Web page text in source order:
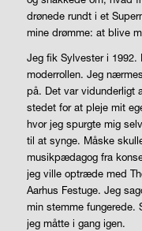
drønede rundt i et
mine drømme: at blive
Jeg fik Sylvester i 1992.
moderrollen. Jeg
på. Det var vidunderligt
stedet for at pleje mit
hvor jeg spurgte mig
til at synge. Måske
musikpædagog fra
jeg ville optræde med
Aarhus Festuge. Jeg
min stemme fungerede.
jeg måtte i gang igen.